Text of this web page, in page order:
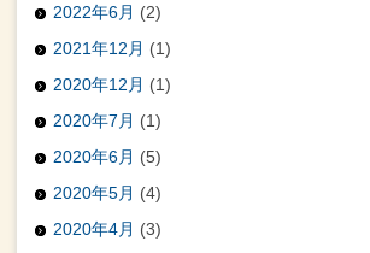
2022年6月 (2)
2021年12月 (1)
2020年12月 (1)
2020年7月 (1)
2020年6月 (5)
2020年5月 (4)
2020年4月 (3)